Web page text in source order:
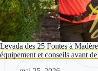
Levada des 25 Fontes à
équipement et conseils avant